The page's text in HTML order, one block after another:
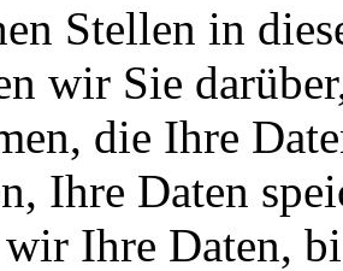
Stellen in
wir Sie
die Ihre
Ihre Daten
Ihre Daten,